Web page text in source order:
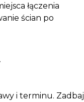
łączenia
ścian po
i terminu. Zadbaj